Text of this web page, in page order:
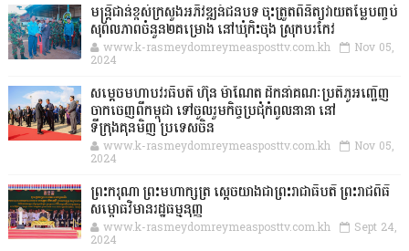
មន្ត្រីជាន់ខ្ពស់ក្រសួងអភិវឌ្ឍន៍ជនបទ ចុះត្រួតពិនិត្យវាយតម្លៃបញ្ចប់
សុពលភាពចំនួន២គម្រោង នៅឃុំកិះចុង ស្រុកបរកែវ
www.k-rasmeydomreymeasposttv.com.kh Nov 05,
2024
សម្តេចមហាបវរធិបតី ហ៊ុន ម៉ាណែត ដឹកនាំគណៈប្រតិភូអញ្ជើញ
ចាកចេញពីកម្ពុជា ទៅចូលរួមកិច្ចប្រជុំកំពូលនានា នៅ
ទីក្រុងគុនមិញ ប្រទេសចិន
www.k-rasmeydomreymeasposttv.com.kh Nov 05,
2024
ព្រះករុណា ព្រះមហាក្សត្រ ស្តេចយាងជាព្រះរាជាធិបតី ព្រះរាជពិធី
សម្ពោធវិមានរដ្ឋធម្មនុញ្ញ
www.k-rasmeydomreymeasposttv.com.kh Sept 24,
2024